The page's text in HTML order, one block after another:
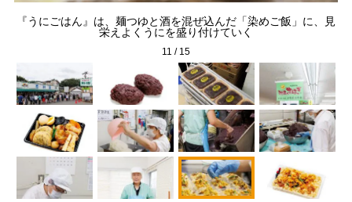
『うにごはん』は、麺つゆと酒を混ぜ込んだ「染めご飯」に、見
栄えよくうにを盛り付けていく
11 / 15